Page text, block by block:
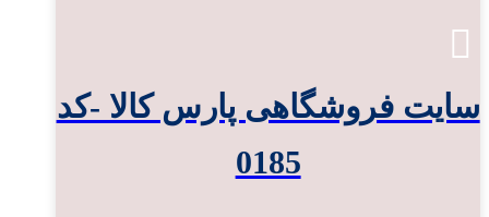
سایت فروشگاهی پارس کالا -کد
0185